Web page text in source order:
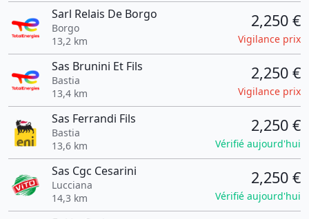
Sarl Relais De Borgo
Borgo
13,2 km
2,250 €
Vigilance prix
Sas Brunini Et Fils
Bastia
13,4 km
2,250 €
Vigilance prix
Sas Ferrandi Fils
Bastia
13,6 km
2,250 €
Vérifié aujourd'hui
Sas Cgc Cesarini
Lucciana
14,3 km
2,250 €
Vérifié aujourd'hui